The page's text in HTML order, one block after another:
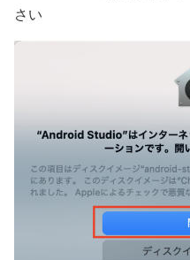
さい